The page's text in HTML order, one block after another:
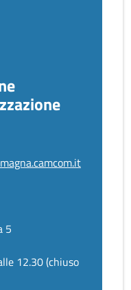
5
12.30 (chiuso